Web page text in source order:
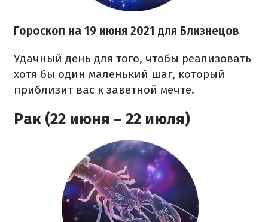
Гороскоп на 19 июня 2021 для Близнецов
Удачный день для того, чтобы реализовать
хотя бы один маленький шаг, который
приблизит вас к заветной мечте.
Рак (22 июня – 22 июля)